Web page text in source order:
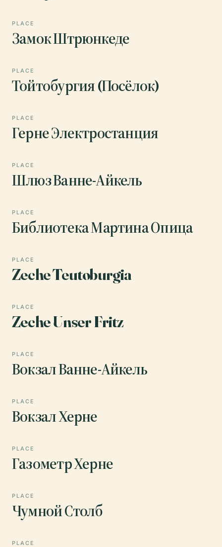
PLACE
Замок Штрюнкеде
PLACE
Тойтобургия (Посёлок)
PLACE
Герне Электростанция
PLACE
Шлюз Ванне-Айкель
PLACE
Библиотека Мартина Опица
PLACE
Zeche Teutoburgia
PLACE
Zeche Unser Fritz
PLACE
Вокзал Ванне-Айкель
PLACE
Вокзал Херне
PLACE
Газометр Херне
PLACE
Чумной Столб
PLACE